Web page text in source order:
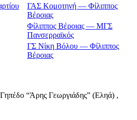
ΓΑΣ Κομοτηνή — Φίλιππος
Βέροιας
Φίλιππος Βέροιας — ΜΓΣ
Πανσερραϊκός
ΓΣ Νίκη Βόλου — Φίλιππος
Βέροιας
“Άρης Γεωργιάδης” (Εληά) ,